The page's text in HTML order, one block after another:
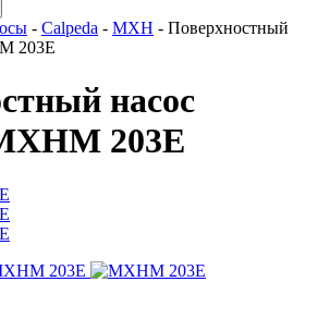
- Calpeda - MXH - Поверхностный
203E
насос
203E